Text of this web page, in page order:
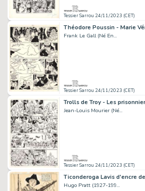
Tessier Sarrou 24/11/2023 (CET)
Frank Le Gall (Né En...
Tessier Sarrou 24/11/2023 (CET)
Jean-Louis Mourier (Né...
Tessier Sarrou 24/11/2023 (CET)
Hugo Pratt (1927-199...